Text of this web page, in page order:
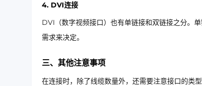
4. DVI连接
DVI（数字视频接口）也有单链接和双链接之分。
需求来决定。
三、其他注意事项
在连接时，除了线缆数量外，还需要注意接口的类